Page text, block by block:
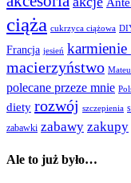
ciąża cukrzyca ciążowa
Francja jesień karmienie
macierzyństwo
polecane przeze mnie
diety rozwój szczepienia
zabawki zabawy zakupy
Ale to już było…